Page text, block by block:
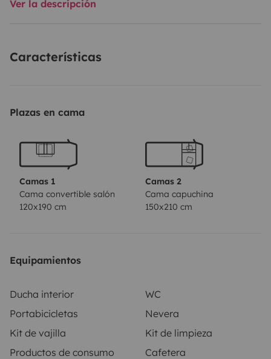
agréables en couple. Idéal pour 2, et 1 ou 2 petits
manœuvres
frais de gaz à rajouter sur saison froide 5€ par jour
Les kms hors forfait sont facturés 0,30€ du km ( non
indiqués sur l’annonce car je n’arrive pas à le modifier
propriétaire)
Ver la descripción
Características
Plazas en cama
Camas 1
Cama convertible salón
120x190 cm
Camas 2
Cama capuchina
150x210 cm
Equipamientos
Ducha interior
WC
Portabicicletas
Nevera
Kit de vajilla
Kit de limpieza
Productos de consumo
Cafetera